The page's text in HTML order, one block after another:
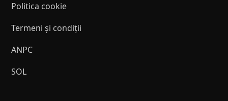
Politica cookie
Termeni și condiții
ANPC
SOL